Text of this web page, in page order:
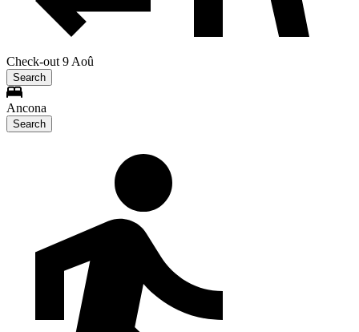
Check-out 9 Aoû
Search
Ancona
Search